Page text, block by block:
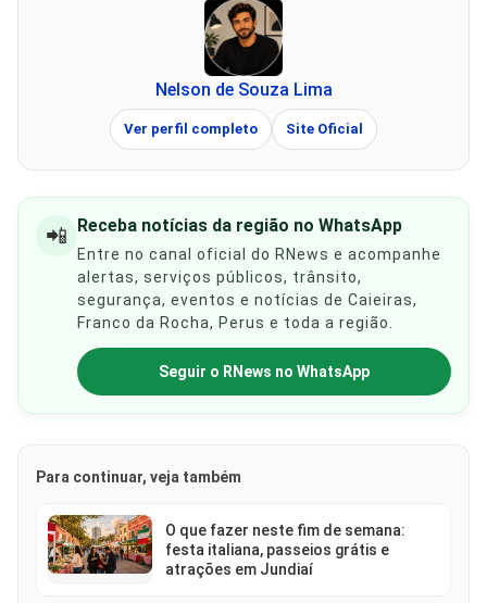
Nelson de Souza Lima
Ver perfil completo Site Oficial
📲 Receba notícias da região no WhatsApp
Entre no canal oficial do RNews e acompanhe
alertas, serviços públicos, trânsito,
segurança, eventos e notícias de Caieiras,
Franco da Rocha, Perus e toda a região.
Seguir o RNews no WhatsApp
Para continuar, veja também
O que fazer neste fim de semana:
festa italiana, passeios grátis e
atrações em Jundiaí